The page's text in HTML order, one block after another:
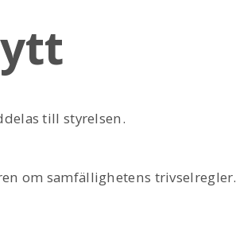
till styrelsen.
om samfällighetens trivselregler.